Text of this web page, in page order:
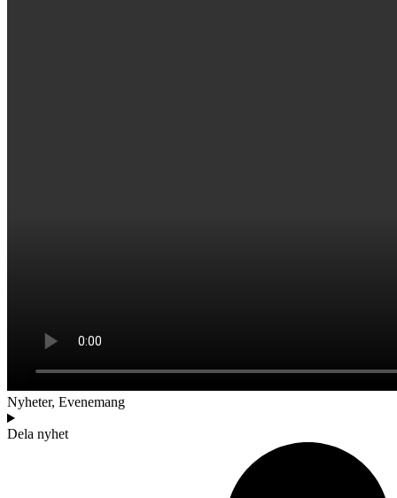
Nyheter, Evenemang
Dela nyhet